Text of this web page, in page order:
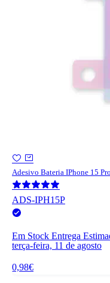
Adesivo Bateria IPhone 15 Pro
ADS-IPH15P
Em Stock Entrega
terça-feira, 11 de agosto
0,98€